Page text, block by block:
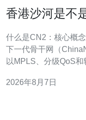
香港沙河是不
什么是CN2：核心概
下一代骨干网（
以MPLS、分级QoS和
常见表现为BGP策略
2026年8月7日